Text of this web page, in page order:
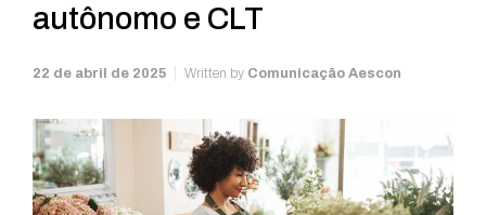
autônomo e CLT
22 de abril de 2025 Written by Comunicação Aescon